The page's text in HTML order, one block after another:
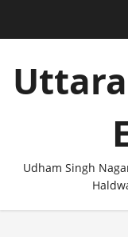
Udham Singh